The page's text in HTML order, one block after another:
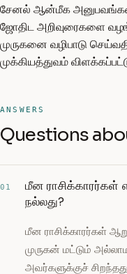
சேனல் ஆன்மீக
ஜோதிட அறிவுரைகளை
முருகனை வழிபாடு
முக்கியத்துவம்
ANSWERS
Questions
01
மீன
நல்லது?
மீன ராசிக்காரர்கள்
முருகன் மட்டும்
அவர்களுக்குச்